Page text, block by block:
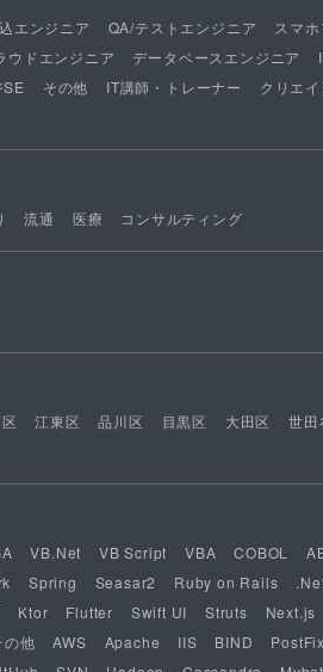
エンジニア QA/テストエンジニア スマ
ウドエンジニア データベースエンジニア
その他 IT講師・トレーナー クリエ
流通 医療 コンサルティング
江東区 品川区 目黒区 大田区 世田
VB.Net VB Script VBA COBOL
Spring Seasar2 Ruby on Rails
Ktor Flutter Swift UI Struts Next.js
の他 AWS Apache IIS BIND PostFix